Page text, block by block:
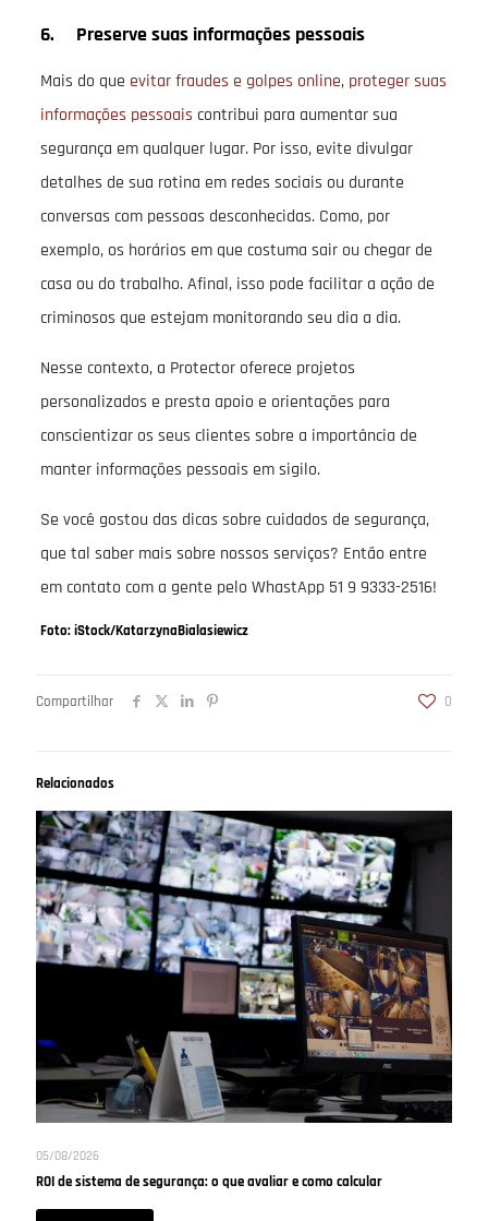
6. Preserve suas informações pessoais
Mais do que evitar fraudes e golpes online, proteger suas
informações pessoais contribui para aumentar sua
segurança em qualquer lugar. Por isso, evite divulgar
detalhes de sua rotina em redes sociais ou durante
conversas com pessoas desconhecidas. Como, por
exemplo, os horários em que costuma sair ou chegar de
casa ou do trabalho. Afinal, isso pode facilitar a ação de
criminosos que estejam monitorando seu dia a dia.
Nesse contexto, a Protector oferece projetos
personalizados e presta apoio e orientações para
conscientizar os seus clientes sobre a importância de
manter informações pessoais em sigilo.
Se você gostou das dicas sobre cuidados de segurança,
que tal saber mais sobre nossos serviços? Então entre
em contato com a gente pelo WhastApp 51 9 9333-2516!
Foto: iStock/KatarzynaBialasiewicz
Compartilhar 0
Relacionados
05/08/2026
ROI de sistema de segurança: o que avaliar e como calcular